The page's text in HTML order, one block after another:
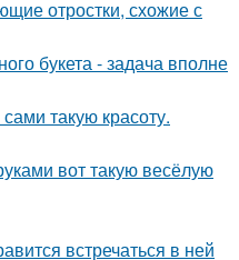
отростки, схожие с
букета - задача вполне
такую красоту.
вот такую весёлую
встречаться в ней